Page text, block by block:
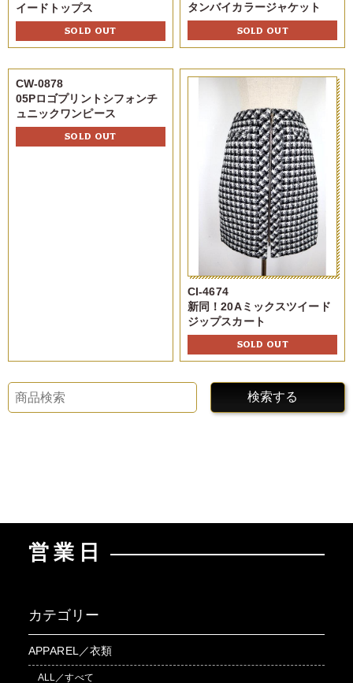
イードトップス
SOLD OUT
タンバイカラージャケット
SOLD OUT
CW-0878
05Pロゴプリントシフォンチ
ュニックワンピース
SOLD OUT
CI-4674
新同！20Aミックスツイード
ジップスカート
SOLD OUT
検索する
営業日
カテゴリー
APPAREL／衣類
ALL／すべて